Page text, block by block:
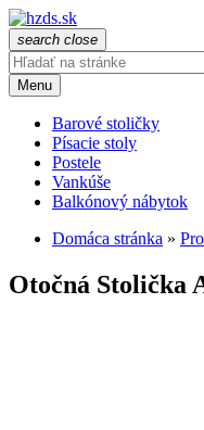
search close
Menu
Barové stoličky
Písacie stoly
Postele
Vankúše
Balkónový nábytok
Domáca stránka »
Otočná Stolička